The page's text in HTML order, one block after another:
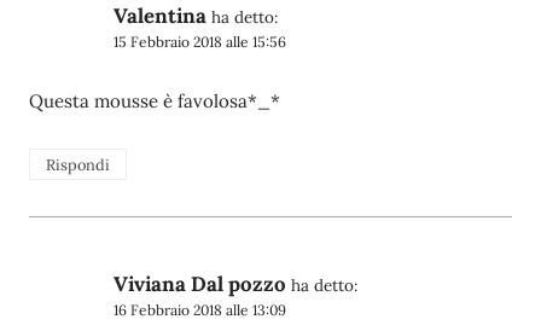
Valentina ha detto:
15 Febbraio 2018 alle 15:56
Questa mousse è favolosa*_*
Rispondi
Viviana Dal pozzo ha detto:
16 Febbraio 2018 alle 13:09